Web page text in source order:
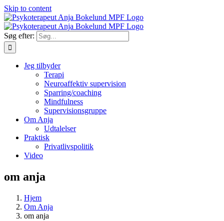
Skip to content
Søg efter:
Jeg tilbyder
Terapi
Neuroaffektiv supervision
Sparring/coaching
Mindfulness
Supervisionsgruppe
Om Anja
Udtalelser
Praktisk
Privatlivspolitik
Video
om anja
Hjem
Om Anja
om anja